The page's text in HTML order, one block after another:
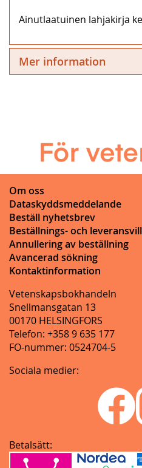
Ainutlaatuinen lahjakirja
Mer information
Om oss
Dataskyddsmeddelande
Beställ nyhetsbrev
Beställnings- och
Annullering av beställning
Avancerad sökning
Kontaktinformation
Vetenskapsbokhandeln
Snellmansgatan 13
00170 HELSINGFORS
Telefon: +358 9 635 177
FO-nummer: 0524704-5
Sociala medier:
Betalsätt: